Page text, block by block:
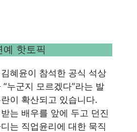
예 핫토픽
혜윤이 참석한 공식 석상
누군지 모르겠다”라는 발
이 확산되고 있습니다.
는 배우를 앞에 두고 던진
는 직업윤리에 대한 묵직